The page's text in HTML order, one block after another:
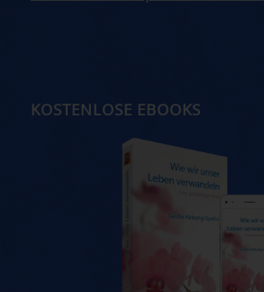
KOSTENLOSE EBOOKS